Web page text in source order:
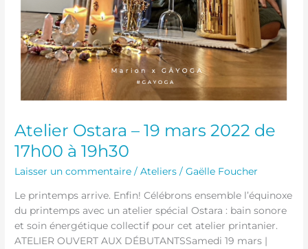
Atelier Ostara – 19 mars 2022 de
17h00 à 19h30
Laisser un commentaire /Ateliers /Gaëlle Foucher
Le printemps arrive. Enfin! Célébrons ensemble l’équinoxe
du printemps avec un atelier spécial Ostara : bain sonore
et soin énergétique collectif pour cet atelier printanier.
ATELIER OUVERT AUX DÉBUTANTSSamedi 19 mars |